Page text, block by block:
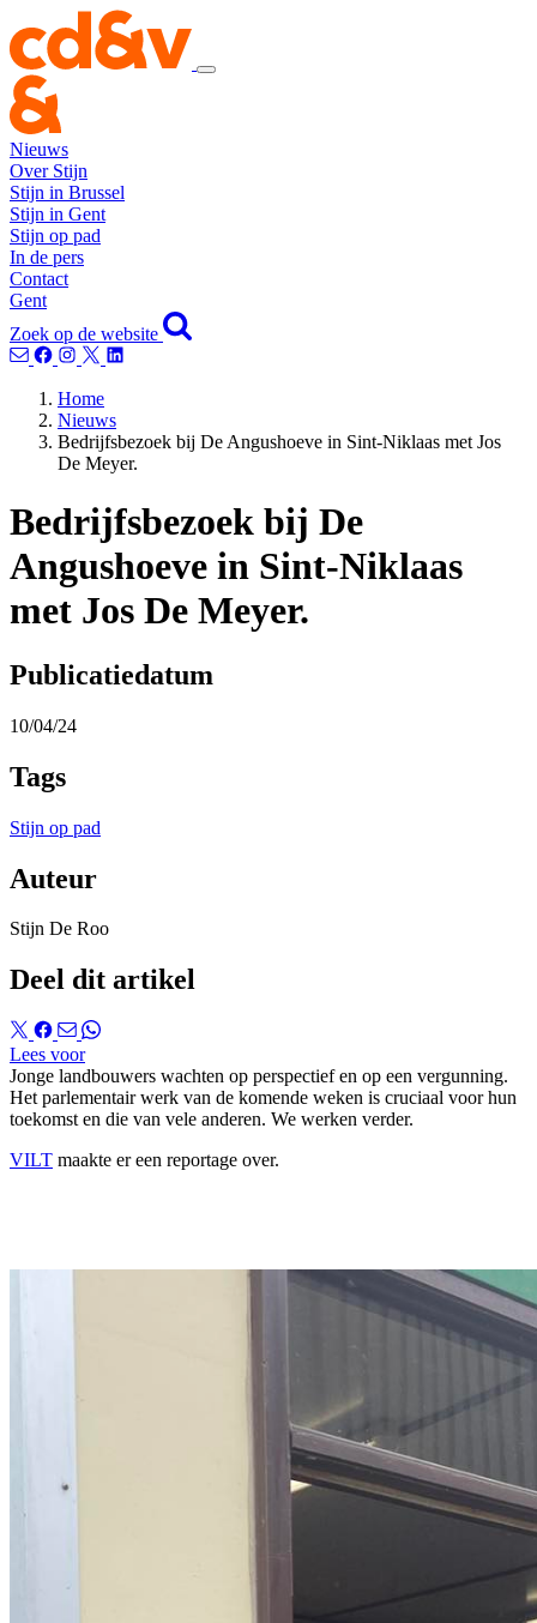
Nieuws
Over Stijn
Stijn in Brussel
Stijn in Gent
Stijn op pad
In de pers
Contact
Gent
Zoek op de website
Home
Nieuws
Bedrijfsbezoek bij De Angushoeve in Sint-Niklaas met Jos
De Meyer.
Bedrijfsbezoek bij De
Angushoeve in Sint-Niklaas
met Jos De Meyer.
Publicatiedatum
10/04/24
Tags
Stijn op pad
Auteur
Stijn De Roo
Deel dit artikel
Lees voor
Jonge landbouwers wachten op perspectief en op een vergunning.
Het parlementair werk van de komende weken is cruciaal voor hun
toekomst en die van vele anderen. We werken verder.
VILT maakte er een reportage over.